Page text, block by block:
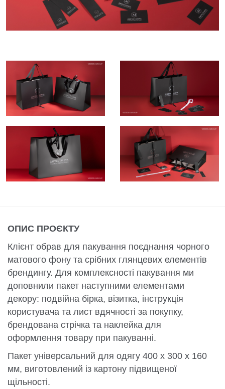
ОПИС ПРОЄКТУ
Клієнт обрав для пакування поєднання чорного
матового фону та срібних глянцевих елементів
брендингу. Для комплексності пакування ми
доповнили пакет наступними елементами
декору: подвійна бірка, візитка, інструкція
користувача та лист вдячності за покупку,
брендована стрічка та наклейка для
оформлення товару при пакуванні.
Пакет універсальний для одягу 400 x 300 x 160
мм, виготовлений із картону підвищеної
щільності.